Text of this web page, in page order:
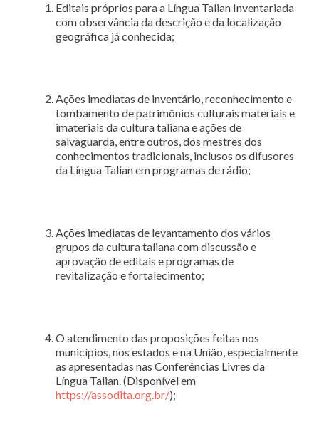
Editais próprios para a Língua Talian Inventariada
com observância da descrição e da localização
geográfica já conhecida;
Ações imediatas de inventário, reconhecimento e
tombamento de patrimônios culturais materiais e
imateriais da cultura taliana e ações de
salvaguarda, entre outros, dos mestres dos
conhecimentos tradicionais, inclusos os difusores
da Língua Talian em programas de rádio;
Ações imediatas de levantamento dos vários
grupos da cultura taliana com discussão e
aprovação de editais e programas de
revitalização e fortalecimento;
O atendimento das proposições feitas nos
municípios, nos estados e na União, especialmente
as apresentadas nas Conferências Livres da
Língua Talian. (Disponível em
https://assodita.org.br/);